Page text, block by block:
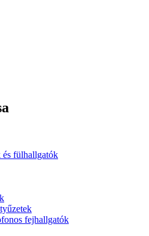
fülhallgatók
fejhallgatók